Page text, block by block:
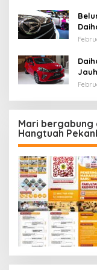
Mari bergabung
Hangtuah
Polresta
Tegaskan